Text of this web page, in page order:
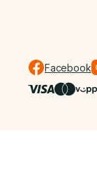
Facebook